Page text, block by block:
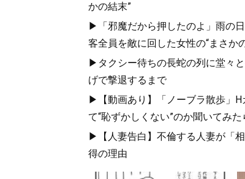
かの結末”
▶「邪魔だから押したのよ」雨の
客全員を敵に回した女性の“まさか
▶タクシー待ちの長蛇の列に堂々
げで撃退するまで
▶【動画あり】「ノーブラ散歩」H
て“恥ずかしくない”のか聞いてみた
▶【人妻告白】不倫する人妻が「
得の理由